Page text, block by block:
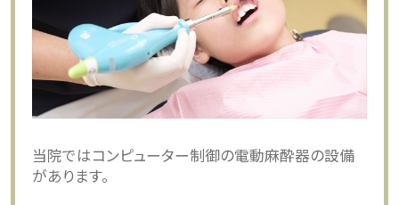
当院ではコンピューター制御の電動麻酔器の設備
があります。